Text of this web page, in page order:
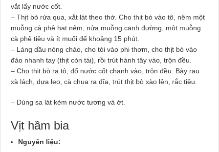
vắt lấy nước cốt.
– Thịt bò rửa qua, xắt lát theo thớ. Cho thịt bò vào tô, nêm một
muỗng cà phê hạt nêm, nửa muỗng canh đường, một muỗng
cà phê tiêu và ít muối để khoảng 15 phút.
– Láng dầu nóng chảo, cho tỏi vào phi thơm, cho thịt bò vào
đảo nhanh tay (thịt còn tái), rồi trút hành tây vào, trộn đều.
– Cho thịt bò ra tô, đổ nước cốt chanh vào, trộn đều. Bày rau
xà lách, dưa leo, cà chua ra đĩa, trút thịt bò xào lên, rắc tiêu.
– Dùng sa lát kèm nước tương và ớt.
Vịt hầm bia
Nguyên liệu: